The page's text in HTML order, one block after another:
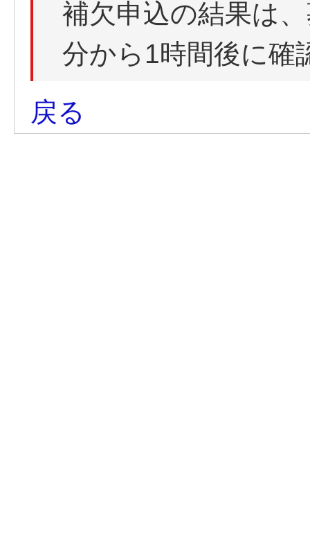
補欠申込の結果は
分から1時間後に確
戻る